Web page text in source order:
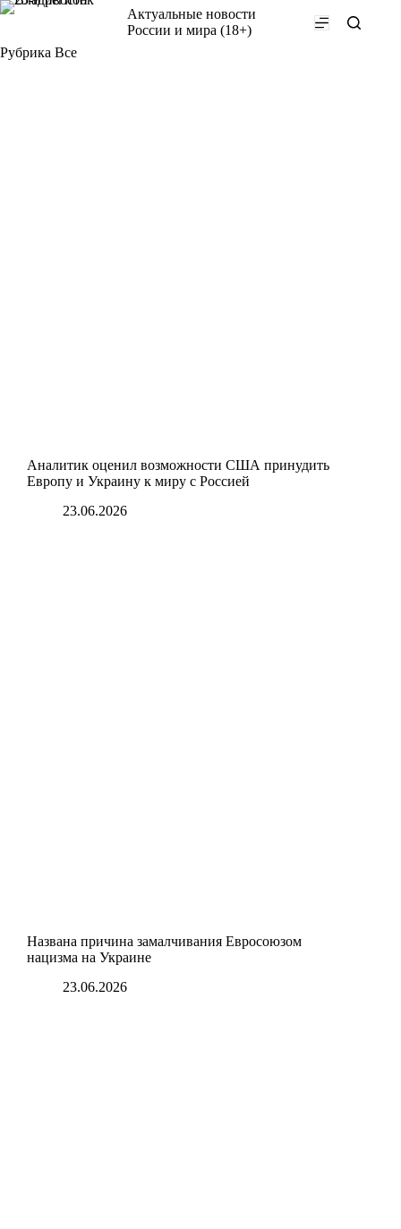
Перейти
Актуальные новости
России и мира (18+)
Рубрика Все
Аналитик оценил возможности США принудить
Европу и Украину к миру с Россией
23.06.2026
Названа причина замалчивания Евросоюзом
нацизма на Украине
23.06.2026